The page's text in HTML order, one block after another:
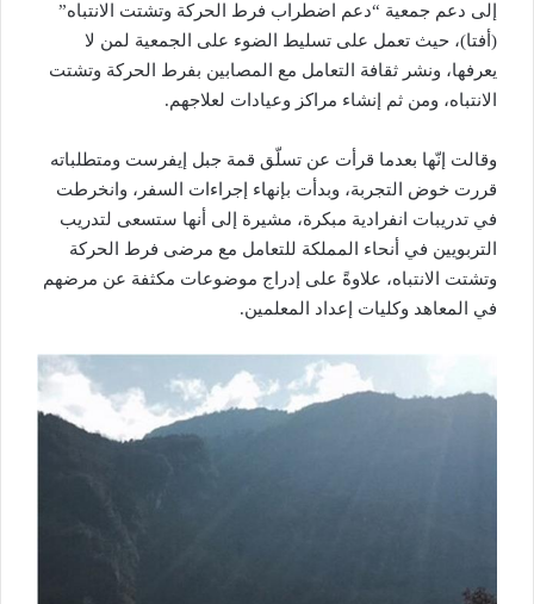
إلى دعم جمعية “دعم اضطراب فرط الحركة وتشتت الانتباه”
(أفتا)، حيث تعمل على تسليط الضوء على الجمعية لمن لا
يعرفها، ونشر ثقافة التعامل مع المصابين بفرط الحركة وتشتت
الانتباه، ومن ثم إنشاء مراكز وعيادات لعلاجهم.
وقالت إنّها بعدما قرأت عن تسلّق قمة جبل إيفرست ومتطلباته
قررت خوض التجربة، وبدأت بإنهاء إجراءات السفر، وانخرطت
في تدريبات انفرادية مبكرة، مشيرة إلى أنها ستسعى لتدريب
التربويين في أنحاء المملكة للتعامل مع مرضى فرط الحركة
وتشتت الانتباه، علاوةً على إدراج موضوعات مكثفة عن مرضهم
في المعاهد وكليات إعداد المعلمين.